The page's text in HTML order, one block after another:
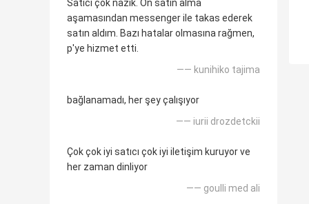
Satıcı çok nazik. Ön satın alma
aşamasından messenger ile takas ederek
satın aldım. Bazı hatalar olmasına rağmen,
p'ye hizmet etti.
—— kunihiko tajima
bağlanamadı, her şey çalışıyor
—— iurii drozdetckii
Çok çok iyi satıcı çok iyi iletişim kuruyor ve
her zaman dinliyor
—— goulli med ali